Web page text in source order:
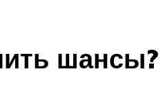
шансы?